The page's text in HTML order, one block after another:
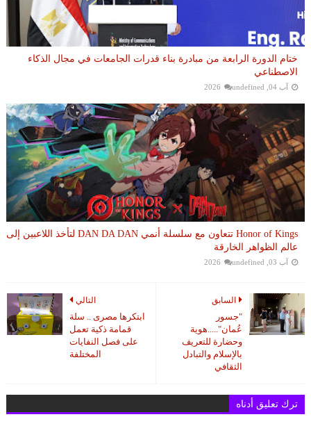
ختام الدورة الرابعة من مبادرة بناء قدرات الجامعات في مجال الذكاء
الاصطناعي
آب 04, 2026 undefined
Honor of Kings تتعاون مع سلسلة أنمي DAN DA DAN لتأخذ اللاعبين إلى
عالم الظواهر الخارقة
آب 03, 2026 undefined
التالي
ابتكرها مصرى .. سلة
قمامة ذكية تعمل
على فصل النفايات
المختلفة
السابق
"جسور
عُمان".....هوية
وحضارة للتعريف
بالإسلام والتبادل
الثقافي
ترك تعليق أدناه